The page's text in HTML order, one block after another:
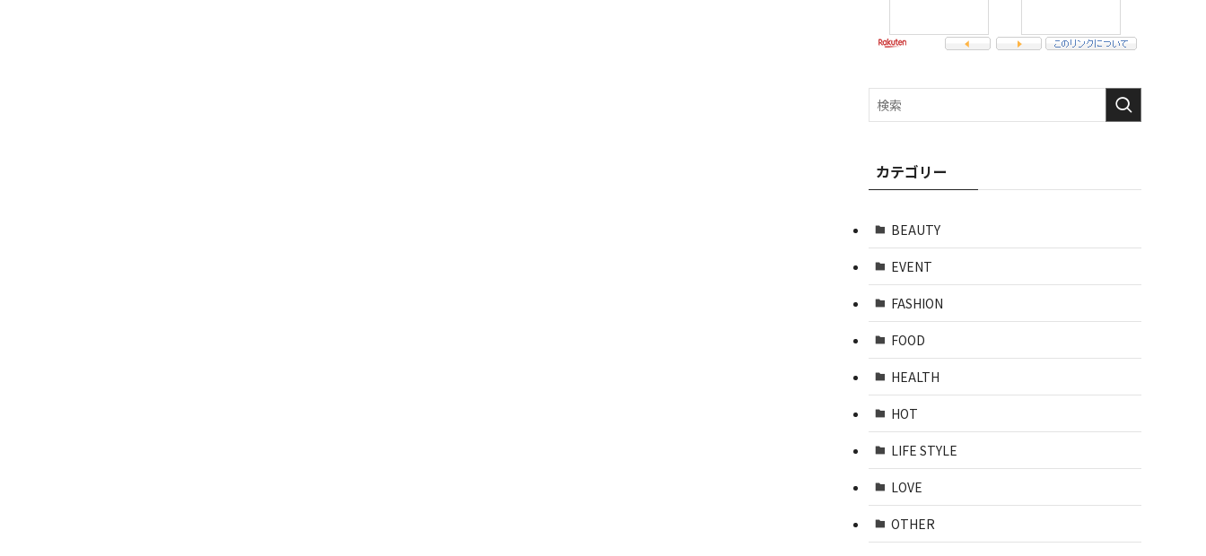
カテゴリー
BEAUTY
EVENT
FASHION
FOOD
HEALTH
HOT
LIFE STYLE
LOVE
OTHER